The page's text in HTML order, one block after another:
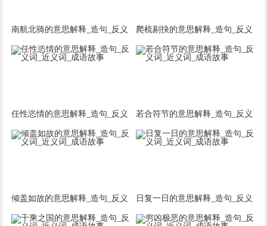
南航北骑的意思解释_造句_反义
词_近义词_成语故事
爬梳剔抉的意思解释_造句_反义
词_近义词_成语故事
任性恣情的意思解释_造句_反义
词_近义词_成语故事
若合符节的意思解释_造句_反义
词_近义词_成语故事
倾盖如故的意思解释_造句_反义
词_近义词_成语故事
日复一日的意思解释_造句_反义
词_近义词_成语故事